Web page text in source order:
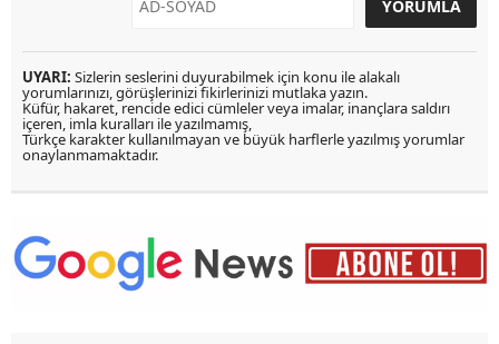
UYARI: Sizlerin seslerini duyurabilmek için konu ile alakalı
yorumlarınızı, görüşlerinizi fikirlerinizi mutlaka yazın.
Küfür, hakaret, rencide edici cümleler veya imalar, inançlara saldırı
içeren, imla kuralları ile yazılmamış,
Türkçe karakter kullanılmayan ve büyük harflerle yazılmış yorumlar
onaylanmamaktadır.